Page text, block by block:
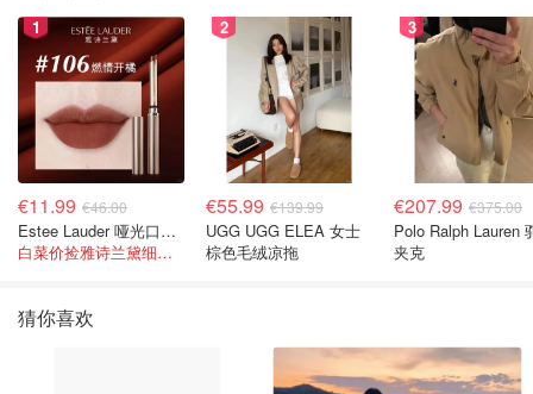
1
€11.99 €46.00
Estee Lauder 哑光口红 double or nothing色号
白菜价捡雅诗兰黛细管！薄涂没毛病
2
€55.99 €139.99
UGG UGG ELEA 女士
棕色毛绒凉拖
3
€207.99 €375.00
Polo Ralph Lauren
夹克
猜你喜欢